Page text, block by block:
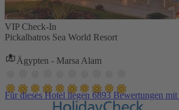
VIP Check-In
Pickalbatros Sea World Resort
Ägypten - Marsa Alam
Für dieses Hotel liegen 6893 Bewertungen